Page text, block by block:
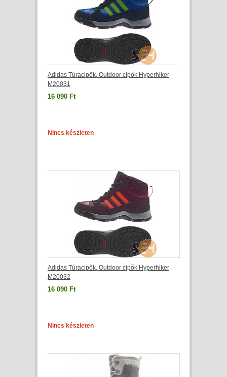
Adidas Túracipők, Outdoor cipők Hyperhiker
M20031
16 090 Ft
Nincs készleten
Adidas Túracipők, Outdoor cipők Hyperhiker
M20032
16 090 Ft
Nincs készleten